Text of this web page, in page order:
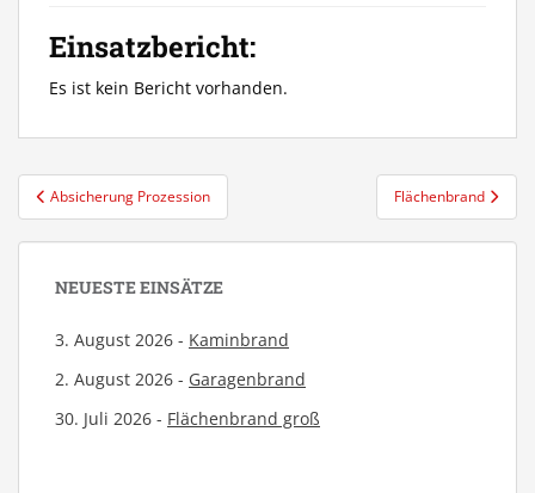
Einsatzbericht:
Es ist kein Bericht vorhanden.
Beitragsnavigation
Absicherung Prozession Flächenbrand
NEUESTE EINSÄTZE
3. August 2026 - Kaminbrand
2. August 2026 - Garagenbrand
30. Juli 2026 - Flächenbrand groß